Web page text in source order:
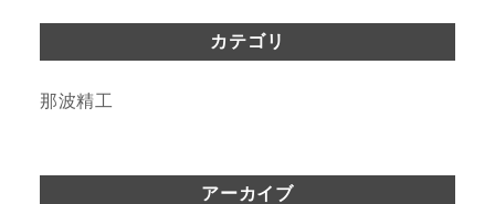
カテゴリ
那波精工
アーカイブ